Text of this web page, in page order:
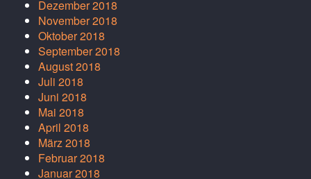
Dezember 2018
November 2018
Oktober 2018
September 2018
August 2018
Juli 2018
Juni 2018
Mai 2018
April 2018
März 2018
Februar 2018
Januar 2018